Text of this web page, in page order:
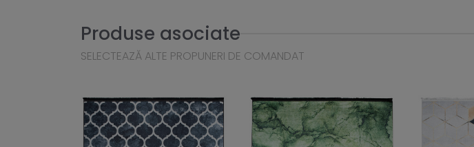
Produse asociate
SELECTEAZĂ ALTE PROPUNERI DE COMANDAT